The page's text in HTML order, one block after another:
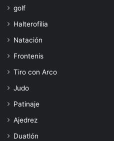
golf
Halterofilia
Natación
Frontenis
Tiro con Arco
Judo
Patinaje
Ajedrez
Duatlón